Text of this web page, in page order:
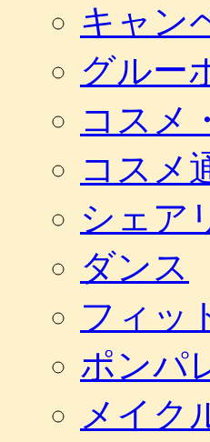
キャン
グルー
コスメ
コスメ
シェア
ダンス
フィッ
ポンパ
メイク